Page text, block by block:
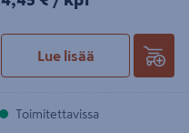
Lue lisää
Toimitettavissa